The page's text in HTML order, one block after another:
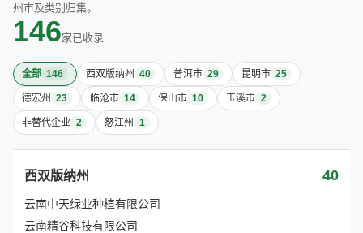
州市及类别归集。
146家已收录
全部 146 西双版纳州 40 普洱市 29 昆明市 25
德宏州 23 临沧市 14 保山市 10 玉溪市 2
非替代企业 2 怒江州 1
西双版纳州 40
云南中天绿业种植有限公司
云南精谷科技有限公司